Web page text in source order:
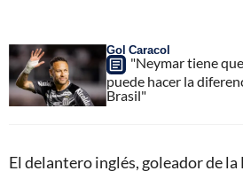
Gol Caracol
"Neymar tiene
puede hacer la
Brasil"
El delantero inglés, goleador de la